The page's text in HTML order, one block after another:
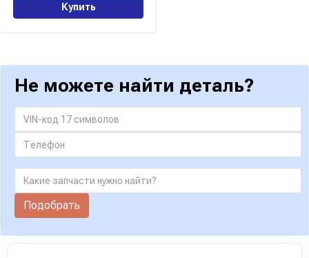
Купить
Не можете найти деталь?
Подобрать